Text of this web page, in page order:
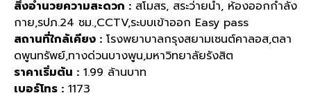
สิ่งอำนวยความสะดวก : สโมสร, สระว่ายน้ำ, ห้องออกกำลัง
กาย,รปภ.24 ชม.,CCTV,ระบบเข้าออก Easy pass
สถานที่ใกล้เคียง : โรงพยาบาลกรุงสยามเซนต์คาลอส,ตลา
ดพูนทรัพย์,ทางด่วนบางพูน,มหาวิทยาลัยรังสิต
ราคาเริ่มต้น : 1.99 ล้านบาท
เบอร์โทร : 1173